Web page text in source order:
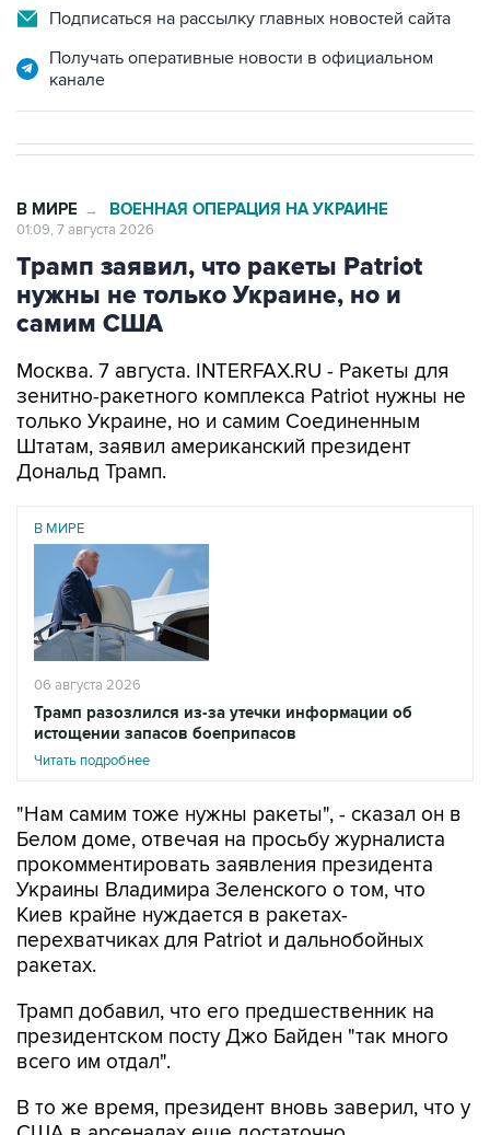
Получать оперативные новости в официальном
Трамп заявил, что ракеты Patriot
нужны не только Украине, но и
самим США
Москва. 7 августа. INTERFAX.RU - Ракеты для
только Украине, но и самим Соединенным
Штатам, заявил американский президент
Дональд Трамп.
В МИРЕ
06 августа 2026
Трамп разозлился из-за утечки информации об
истощении запасов боеприпасов
Читать подробнее
"Нам самим тоже нужны ракеты", - сказал он в
прокомментировать заявления президента
Украины Владимира Зеленского о том, что
Киев крайне нуждается в ракетах-
перехватчиках для Patriot и дальнобойных
ракетах.
Трамп добавил, что его предшественник на
всего им отдал".
В то же время, президент вновь заверил, что у
боеприпасов. "У нас все нормально, у нас есть